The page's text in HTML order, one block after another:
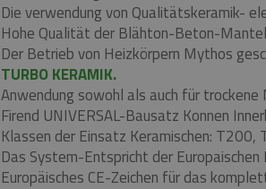
Die verwendung von Qualitätskeramik-
Hohe Qualität der Blähton-Beton-
Der Betrieb von Heizkörpern Mythos
TURBO KERAMIK.
Anwendung sowohl als auch für trockene
Firend UNIVERSAL-Bausatz Konnen
Klassen der Einsatz Keramischen:
Das System-Entspricht der
Europäisches CE-Zeichen für das